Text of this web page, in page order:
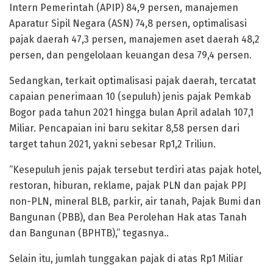
Intern Pemerintah (APIP) 84,9 persen, manajemen
Aparatur Sipil Negara (ASN) 74,8 persen, optimalisasi
pajak daerah 47,3 persen, manajemen aset daerah 48,2
persen, dan pengelolaan keuangan desa 79,4 persen.
Sedangkan, terkait optimalisasi pajak daerah, tercatat
capaian penerimaan 10 (sepuluh) jenis pajak Pemkab
Bogor pada tahun 2021 hingga bulan April adalah 107,1
Miliar. Pencapaian ini baru sekitar 8,58 persen dari
target tahun 2021, yakni sebesar Rp1,2 Triliun.
“Kesepuluh jenis pajak tersebut terdiri atas pajak hotel,
restoran, hiburan, reklame, pajak PLN dan pajak PPJ
non-PLN, mineral BLB, parkir, air tanah, Pajak Bumi dan
Bangunan (PBB), dan Bea Perolehan Hak atas Tanah
dan Bangunan (BPHTB),” tegasnya..
Selain itu, jumlah tunggakan pajak di atas Rp1 Miliar